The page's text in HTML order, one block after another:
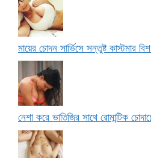
মায়ের চোদন সার্ভিসে সন্তুষ্ট কাস্টমার
নেশা করে ভাতিজির সাথে রোমান্টিক